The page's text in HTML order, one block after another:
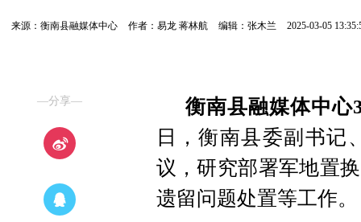
来源：衡南县融媒体中心 作者：易龙 蒋林航 编辑：张木兰 2025-03-05
—分享—
衡南县融媒体中
日，衡南县委副书记
议，研究部署军地置
遗留问题处置等工作。